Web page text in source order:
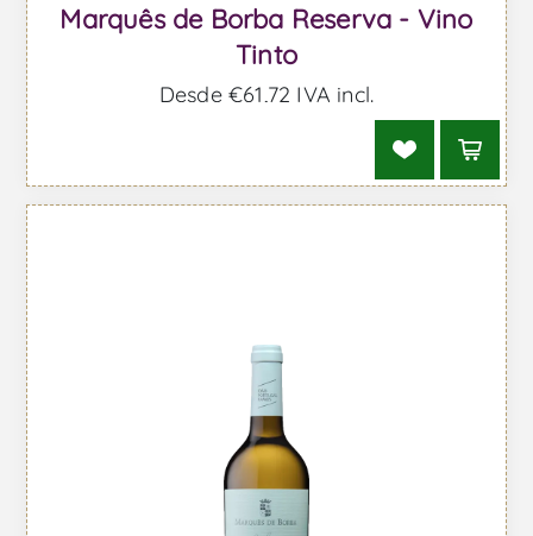
Marquês de Borba Reserva - Vino
Tinto
Desde €61,72 IVA incl.